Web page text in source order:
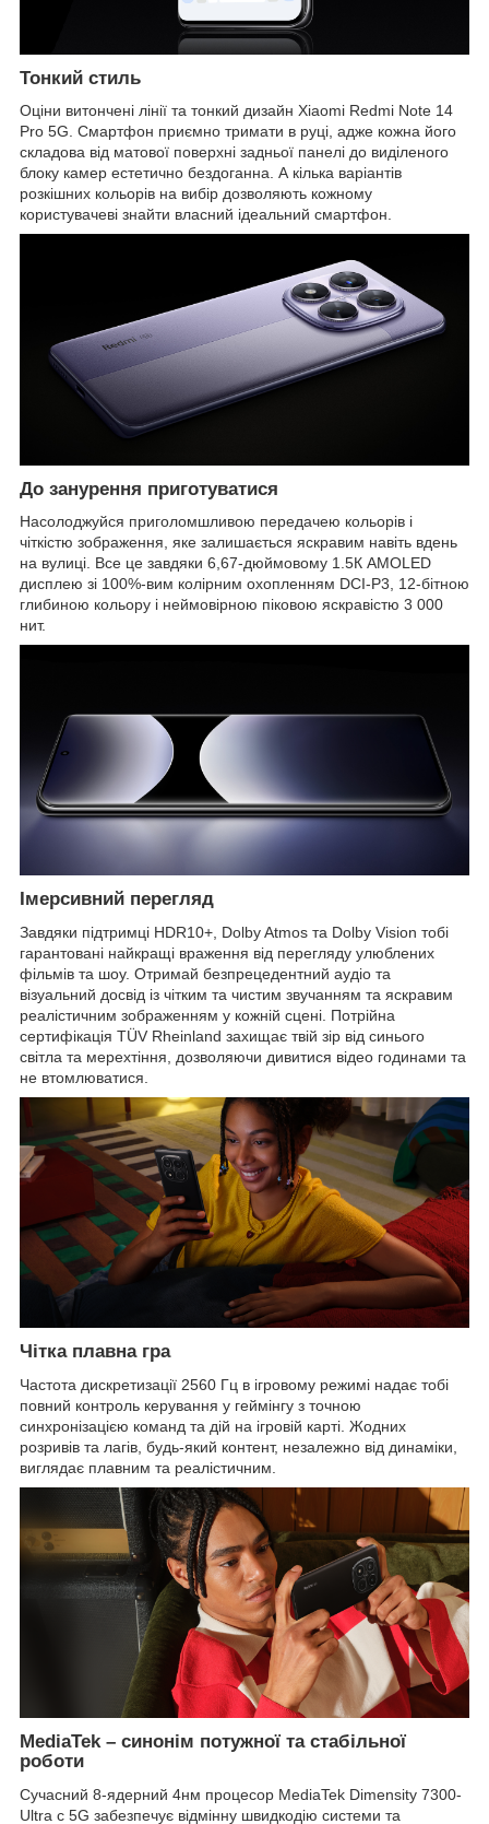
Тонкий стиль
Оціни витончені лінії та тонкий дизайн Xiaomi Redmi Note 14
Pro 5G. Смартфон приємно тримати в руці, адже кожна його
складова від матової поверхні задньої панелі до виділеного
блоку камер естетично бездоганна. А кілька варіантів
розкішних кольорів на вибір дозволяють кожному
користувачеві знайти власний ідеальний смартфон.
До занурення приготуватися
Насолоджуйся приголомшливою передачею кольорів і
чіткістю зображення, яке залишається яскравим навіть вдень
на вулиці. Все це завдяки 6,67-дюймовому 1.5К AMOLED
дисплею зі 100%-вим колірним охопленням DCI-P3, 12-бітною
глибиною кольору і неймовірною піковою яскравістю 3 000
нит.
Імерсивний перегляд
Завдяки підтримці HDR10+, Dolby Atmos та Dolby Vision тобі
гарантовані найкращі враження від перегляду улюблених
фільмів та шоу. Отримай безпрецедентний аудіо та
візуальний досвід із чітким та чистим звучанням та яскравим
реалістичним зображенням у кожній сцені. Потрійна
сертифікація TÜV Rheinland захищає твій зір від синього
світла та мерехтіння, дозволяючи дивитися відео годинами та
не втомлюватися.
Чітка плавна гра
Частота дискретизації 2560 Гц в ігровому режимі надає тобі
повний контроль керування у геймінгу з точною
синхронізацією команд та дій на ігровій карті. Жодних
розривів та лагів, будь-який контент, незалежно від динаміки,
виглядає плавним та реалістичним.
MediaTek – синонім потужної та стабільної
роботи
Сучасний 8-ядерний 4нм процесор MediaTek Dimensity 7300-
Ultra c 5G забезпечує відмінну швидкодію системи та